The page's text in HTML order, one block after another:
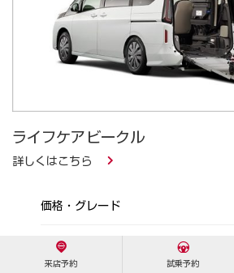
ライフケアビークル
詳しくはこちら
価格・グレード
来店予約 試乗予約